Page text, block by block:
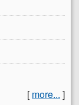
[ more... ]